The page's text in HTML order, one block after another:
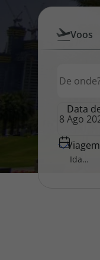
Pacotes
por
Voos
Voos
Data
Viagem